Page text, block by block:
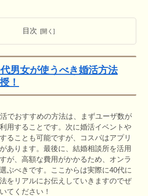
目次
男女が使うべき婚活方法
！
でおすすめの方法は、まずユーザ数が
用することです。次に婚活イベントや
ることも可能ですが、コスパはアプリ
あります。最後に、結婚相談所を活用
が、高額な費用がかかるため、オンラ
ぶべきです。ここからは実際に40代に
をリアルにお伝えしていきますのでぜ
てください！